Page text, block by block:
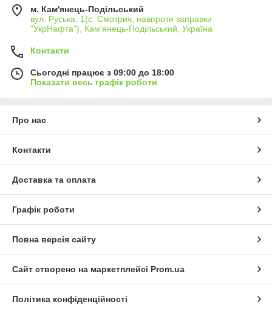
м. Кам'янець-Подільський
вул. Руська, 1(с. Смотрич, навпроти заправки
"УкрНафта"), Кам'янець-Подільський, Україна
Контакти
Сьогодні працює з 09:00 до 18:00
Показати весь графік роботи
Про нас
Контакти
Доставка та оплата
Графік роботи
Повна версія сайту
Сайт створено на маркетплейсі Prom.ua
Політика конфіденційності